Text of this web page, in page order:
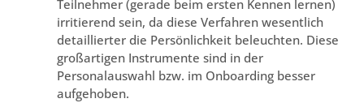
Teilnehmer (gerade beim ersten Kennen lernen)
irritierend sein, da diese Verfahren wesentlich
detaillierter die Persönlichkeit beleuchten. Diese
großartigen Instrumente sind in der
Personalauswahl bzw. im Onboarding besser
aufgehoben.